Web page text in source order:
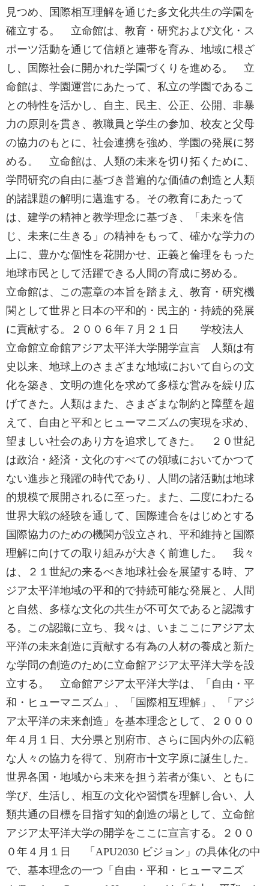
見つめ、国際相互理解を通じた多文化共生の学園を
確立する。 立命館は、教育・研究および文化・ス
ポーツ活動を通じて信頼と連帯を育み、地域に根ざ
し、国際社会に開かれた学園づくりを進める。 立
命館は、学園運営にあたって、私立の学園であるこ
との特性を活かし、自主、民主、公正、公開、非暴
力の原則を貫き、教職員と学生の参加、校友と父母
の協力のもとに、社会連携を強め、学園の発展に努
める。 立命館は、人類の未来を切り拓くために、
学問研究の自由に基づき普遍的な価値の創造と人類
的諸課題の解明に邁進する。その教育にあたって
は、建学の精神と教学理念に基づき、「未来を信
じ、未来に生きる」の精神をもって、確かな学力の
上に、豊かな個性を花開かせ、正義と倫理をもった
地球市民として活躍できる人間の育成に努める。
立命館は、この憲章の本旨を踏まえ、教育・研究機
関として世界と日本の平和的・民主的・持続的発展
に貢献する。２００６年７月２１日 学校法人
立命館立命館アジア太平洋大学開学宣言 人類は有
史以来、地球上のさまざまな地域において自らの文
化を築き、文明の進化を求めて多様な営みを繰り広
げてきた。人類はまた、さまざまな制約と障壁を超
えて、自由と平和とヒューマニズムの実現を求め、
望ましい社会のあり方を追求してきた。 ２０世紀
は政治・経済・文化のすべての領域においてかつて
ない進歩と飛躍の時代であり、人間の諸活動は地球
的規模で展開されるに至った。また、二度にわたる
世界大戦の経験を通して、国際連合をはじめとする
国際協力のための機関が設立され、平和維持と国際
理解に向けての取り組みが大きく前進した。 我々
は、２１世紀の来るべき地球社会を展望する時、ア
ジア太平洋地域の平和的で持続可能な発展と、人間
と自然、多様な文化の共生が不可欠であると認識す
る。この認識に立ち、我々は、いまここにアジア太
平洋の未来創造に貢献する有為の人材の養成と新た
な学問の創造のために立命館アジア太平洋大学を設
立する。 立命館アジア太平洋大学は、「自由・平
和・ヒューマニズム」、「国際相互理解」、「アジ
ア太平洋の未来創造」を基本理念として、２０００
年４月１日、大分県と別府市、さらに国内外の広範
な人々の協力を得て、別府市十文字原に誕生した。
世界各国・地域から未来を担う若者が集い、ともに
学び、生活し、相互の文化や習慣を理解し合い、人
類共通の目標を目指す知的創造の場として、立命館
アジア太平洋大学の開学をここに宣言する。２００
０年４月１日 「APU2030 ビジョン」の具体化の中
で、基本理念の一つ「自由・平和・ヒューマニズ